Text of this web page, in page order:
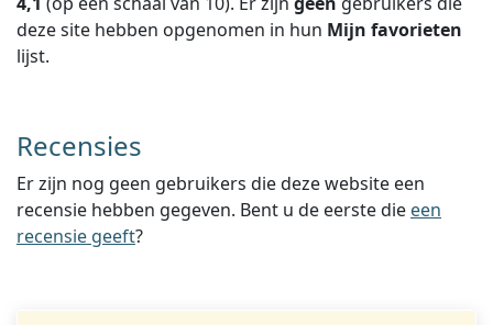
deze site hebben opgenomen in hun Mijn favorieten
lijst.
Recensies
Er zijn nog geen gebruikers die deze website een
recensie hebben gegeven. Bent u de eerste die een
recensie geeft?